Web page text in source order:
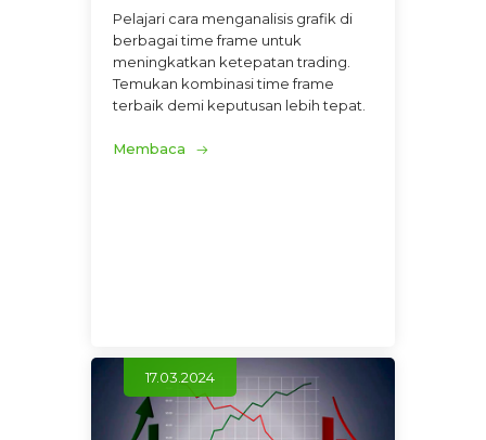
Pelajari cara menganalisis grafik di
berbagai time frame untuk
meningkatkan ketepatan trading.
Temukan kombinasi time frame
terbaik demi keputusan lebih tepat.
Membaca
17.03.2024